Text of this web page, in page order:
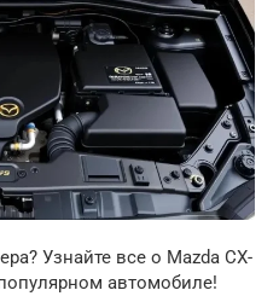
Узнайте все о Mazda CX-
автомобиле!